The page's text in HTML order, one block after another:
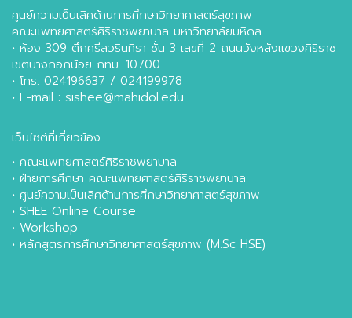
ศูนย์ความเป็นเลิศด้านการศึกษาวิทยาศาสตร์สุขภาพ
คณะแพทยศาสตร์ศิริราชพยาบาล มหาวิทยาลัยมหิดล
• ห้อง 309 ตึกศรีสวรินทิรา ชั้น 3 เลขที่ 2 ถนนวังหลังแขวงศิริราช
เขตบางกอกน้อย กทม. 10700
• โทร. 024196637 / 024199978
• E-mail : sishee@mahidol.edu
เว็บไซต์ที่เกี่ยวข้อง
• คณะแพทยศาสตร์ศิริราชพยาบาล
• ฝ่ายการศึกษา คณะแพทยศาสตร์ศิริราชพยาบาล
• ศูนย์ความเป็นเลิศด้านการศึกษาวิทยาศาสตร์สุขภาพ
• SHEE Online Course
• Workshop
• หลักสูตรการศึกษาวิทยาศาสตร์สุขภาพ (M.Sc HSE)